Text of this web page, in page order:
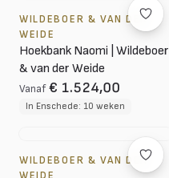
WILDEBOER & VAN DER
WEIDE
Hoekbank Naomi | Wildeboer
& van der Weide
Vanaf € 1.524,00
In Enschede: 10 weken
WILDEBOER & VAN DER